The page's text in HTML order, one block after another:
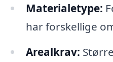
Materialetype:
har forskellige
Arealkrav: